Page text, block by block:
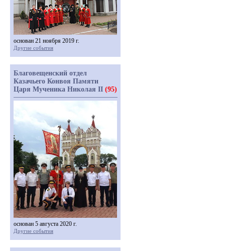
основан 21 ноября 2019 г.
Другие события
Благовещенский отдел
Казачьего Конвоя Памяти
Царя Мученика Николая II (95)
основан 5 августа 2020 г.
Другие события